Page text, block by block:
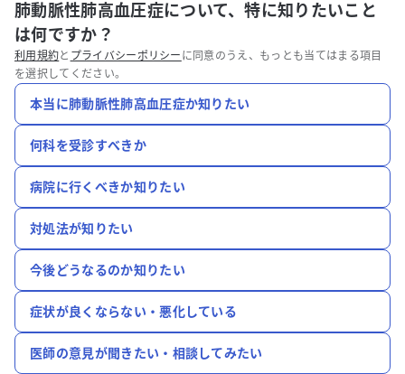
肺動脈性肺高血圧症について、特に知りたいこと
は何ですか？
利用規約と プライバシーポリシー に同意のうえ、もっとも当てはまる項目
を選択してください。
本当に肺動脈性肺高血圧症か知りたい
何科を受診すべきか
病院に行くべきか知りたい
対処法が知りたい
今後どうなるのか知りたい
症状が良くならない・悪化している
医師の意見が聞きたい・相談してみたい